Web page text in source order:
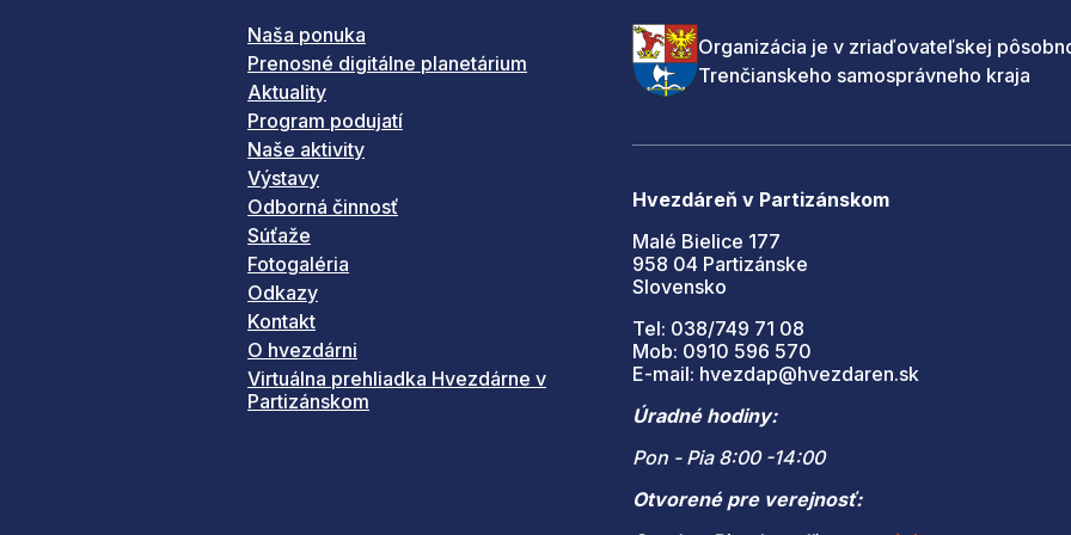
Naša ponuka
Prenosné digitálne planetárium
Aktuality
Program podujatí
Naše aktivity
Výstavy
Odborná činnosť
Súťaže
Fotogaléria
Odkazy
Kontakt
O hvezdárni
Virtuálna prehliadka Hvezdárne v
Partizánskom
Organizácia je v zriaďovateľskej
Trenčianskeho samosprávneho kraja
Hvezdáreň v Partizánskom
Malé Bielice 177
958 04 Partizánske
Slovensko
Tel: 038/749 71 08
Mob: 0910 596 570
E-mail: hvezdap@hvezdaren.sk
Úradné hodiny:
Pon - Pia 8:00 -14:00
Otvorené pre verejnosť: